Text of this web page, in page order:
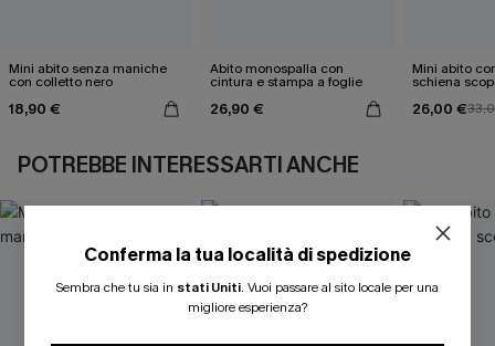
Mini abito senza maniche
con colletto nero
18,90 €
Abito monospalla con
cintura e stampa a foglie
26,90 €
Mini abito
schiena
26,00 €
POTREBBE INTERESSARTI ANCHE
Conferma la tua località di spedizione
Sembra che tu sia in stati Uniti. Vuoi passare al sito locale per una
migliore esperienza?
ISCRIVITI PER OTTENERE